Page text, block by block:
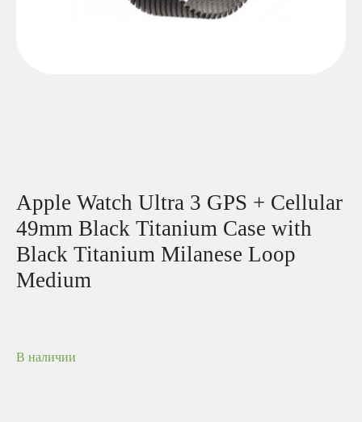
Apple Watch Ultra 3 GPS + Cellular
49mm Black Titanium Case with
Black Titanium Milanese Loop
Medium
В наличии